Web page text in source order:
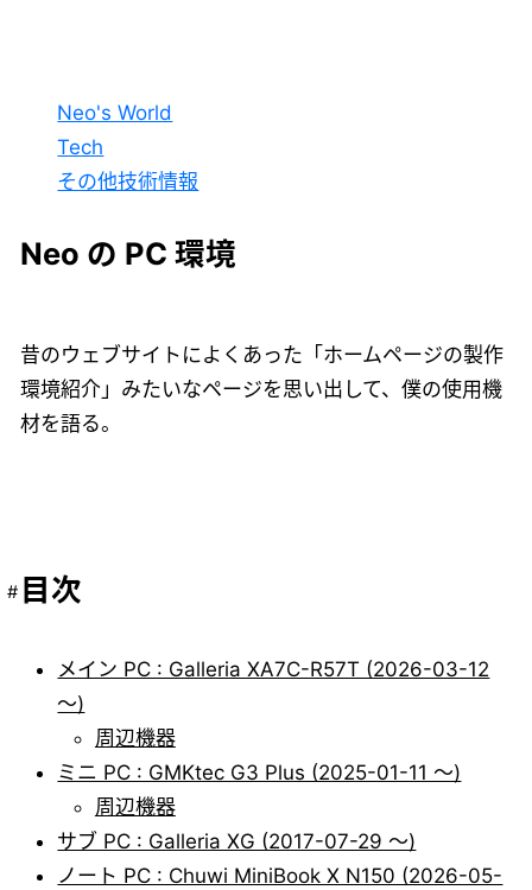
Neo's World
Tech
その他技術情報
Neo の PC 環境
昔のウェブサイトによくあった「ホームページの製作
環境紹介」みたいなページを思い出して、僕の使用機
材を語る。
目次
メイン PC : Galleria XA7C-R57T (2026-03-12
～)
周辺機器
ミニ PC : GMKtec G3 Plus (2025-01-11 ～)
周辺機器
サブ PC : Galleria XG (2017-07-29 ～)
ノート PC : Chuwi MiniBook X N150 (2026-05-